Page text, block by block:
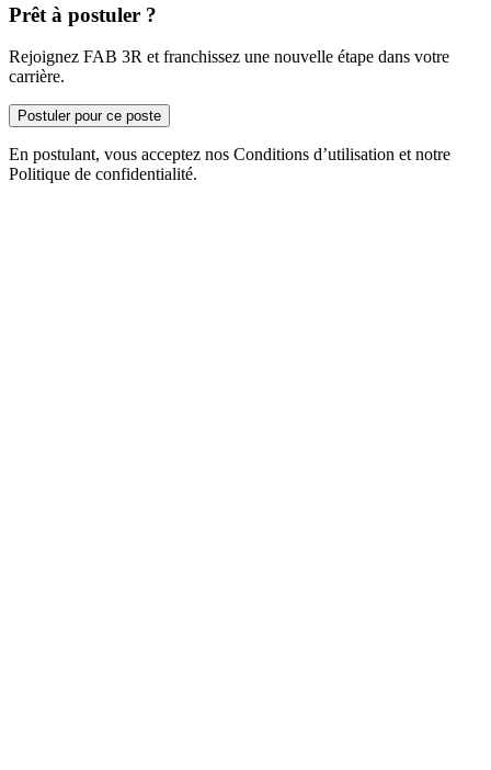
Prêt à postuler ?
Rejoignez FAB 3R et franchissez une nouvelle étape dans votre
carrière.
Postuler pour ce poste
En postulant, vous acceptez nos Conditions d’utilisation et notre
Politique de confidentialité.